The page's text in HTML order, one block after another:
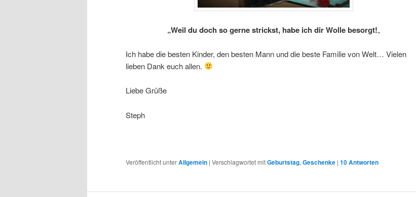
„Weil du doch so gerne strickst, habe ich dir Wolle besorgt!„
Ich habe die besten Kinder, den besten Mann und die beste Familie von Welt… Vielen
lieben Dank euch allen.
Liebe Grüße
Steph
Veröffentlicht unterAllgemein | Verschlagwortet mitGeburtstag,Geschenke | 10Antworten